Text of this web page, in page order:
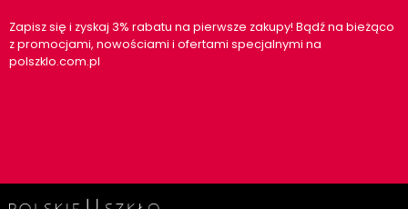
Zapisz się i zyskaj 3% rabatu na pierwsze zakupy! Bądź na bieżąco
z promocjami, nowościami i ofertami specjalnymi na
polszklo.com.pl